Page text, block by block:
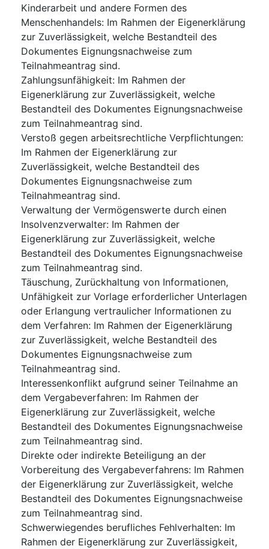
Kinderarbeit und andere Formen des
Menschenhandels: Im Rahmen der Eigenerklärung
zur Zuverlässigkeit, welche Bestandteil des
Dokumentes Eignungsnachweise zum
Teilnahmeantrag sind.
Zahlungsunfähigkeit: Im Rahmen der
Eigenerklärung zur Zuverlässigkeit, welche
Bestandteil des Dokumentes Eignungsnachweise
zum Teilnahmeantrag sind.
Verstoß gegen arbeitsrechtliche Verpflichtungen:
Im Rahmen der Eigenerklärung zur
Zuverlässigkeit, welche Bestandteil des
Dokumentes Eignungsnachweise zum
Teilnahmeantrag sind.
Verwaltung der Vermögenswerte durch einen
Insolvenzverwalter: Im Rahmen der
Eigenerklärung zur Zuverlässigkeit, welche
Bestandteil des Dokumentes Eignungsnachweise
zum Teilnahmeantrag sind.
Täuschung, Zurückhaltung von Informationen,
Unfähigkeit zur Vorlage erforderlicher Unterlagen
oder Erlangung vertraulicher Informationen zu
dem Verfahren: Im Rahmen der Eigenerklärung
zur Zuverlässigkeit, welche Bestandteil des
Dokumentes Eignungsnachweise zum
Teilnahmeantrag sind.
Interessenkonflikt aufgrund seiner Teilnahme an
dem Vergabeverfahren: Im Rahmen der
Eigenerklärung zur Zuverlässigkeit, welche
Bestandteil des Dokumentes Eignungsnachweise
zum Teilnahmeantrag sind.
Direkte oder indirekte Beteiligung an der
Vorbereitung des Vergabeverfahrens: Im Rahmen
der Eigenerklärung zur Zuverlässigkeit, welche
Bestandteil des Dokumentes Eignungsnachweise
zum Teilnahmeantrag sind.
Schwerwiegendes berufliches Fehlverhalten: Im
Rahmen der Eigenerklärung zur Zuverlässigkeit,